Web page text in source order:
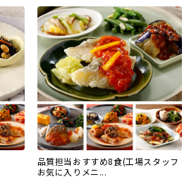
品質担当おすすめ8食(工場スタッフ
お気に入りメニ...